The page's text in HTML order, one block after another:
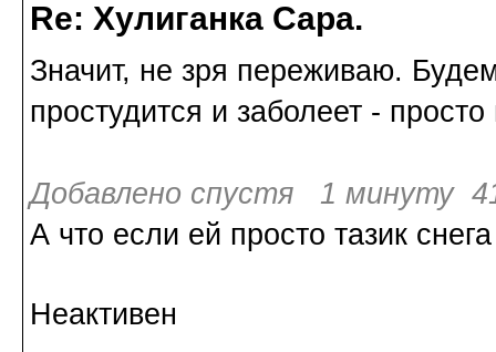
Re: Хулиганка Сара.
Значит, не зря переживаю.
простудится и заболеет -
Добавлено спустя 1 минуту
А что если ей просто тазик
Неактивен